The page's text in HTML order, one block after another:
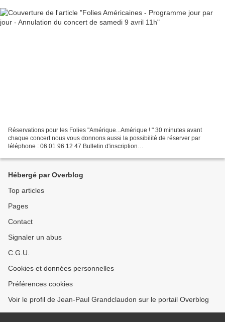
Réservations pour les Folies "Amérique...Amérique ! " 30 minutes avant
chaque concert nous vous donnons aussi la possibilité de réserver par
téléphone : 06 01 96 12 47 Bulletin d'inscription
___________________________...
Hébergé par Overblog
Top articles
Pages
Contact
Signaler un abus
C.G.U.
Cookies et données personnelles
Préférences cookies
Voir le profil de Jean-Paul Grandclaudon sur le portail Overblog